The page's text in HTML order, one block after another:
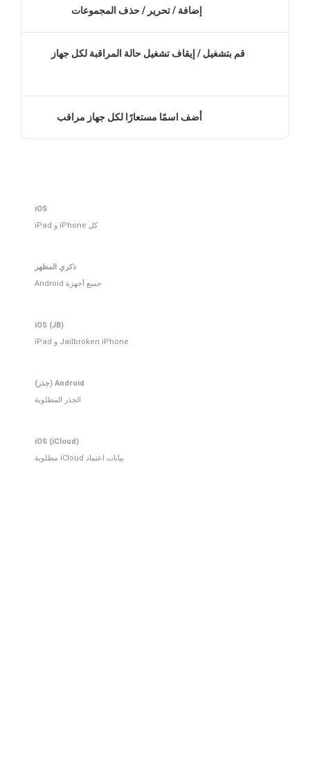
إضافة / تحرير / حذف المجموعات
قم بتشغيل / إيقاف تشغيل حالة المراقبة لكل جهاز
أضف اسمًا مستعارًا لكل جهاز مراقب
iOS
كل iPhone و iPad
ذكري المظهر
جميع أجهزة Android
iOS (JB)
Jailbroken iPhone و iPad
Android (جذر)
الجذر المطلوبة
iOS (iCloud)
بيانات اعتماد iCloud مطلوبة